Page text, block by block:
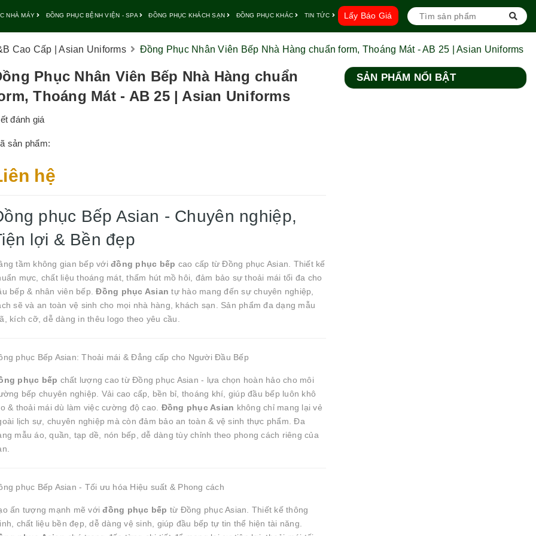
NHÀ MÁY ĐỒNG PHỤC BỆNH VIỆN - SPA ĐỒNG PHỤC KHÁCH SẠN ĐỒNG PHỤC KHÁC TIN TỨC Lấy Báo Giá
Cao Cấp | Asian Uniforms Đồng Phục Nhân Viên Bếp Nhà Hàng chuẩn form, Thoáng Mát - AB 25 | Asian Uniforms
Phục Nhân Viên Bếp Nhà Hàng chuẩn
Thoáng Mát - AB 25 | Asian Uniforms
đánh giá
sản phẩm:
hệ
phục Bếp Asian - Chuyên nghiệp,
lợi & Bền đẹp
tầm không gian bếp với đồng phục bếp cao cấp từ Đồng phục Asian. Thiết kế
mực, chất liệu thoáng mát, thấm hút mồ hôi, đảm bảo sự thoải mái tối đa cho
bếp & nhân viên bếp.Đồng phục Asian tự hào mang đến sự chuyên nghiệp,
sẽ và an toàn vệ sinh cho mọi nhà hàng, khách sạn. Sản phẩm đa dạng mẫu
kích cỡ, dễ dàng in thêu logo theo yêu cầu.
phục Bếp Asian: Thoải mái & Đẳng cấp cho Người Đầu Bếp
phục bếp chất lượng cao từ Đồng phục Asian - lựa chọn hoàn hảo cho môi
bếp chuyên nghiệp. Vải cao cấp, bền bỉ, thoáng khí, giúp đầu bếp luôn khô
& thoải mái dù làm việc cường độ cao. Đồng phục Asian không chỉ mang lại vẻ
lịch sự, chuyên nghiệp mà còn đảm bảo an toàn & vệ sinh thực phẩm. Đa
mẫu áo, quần, tạp dề, nón bếp, dễ dàng tùy chỉnh theo phong cách riêng của
phục Bếp Asian - Tối ưu hóa Hiệu suất & Phong cách
ấn tượng mạnh mẽ vớiđồng phục bếp từ Đồng phục Asian. Thiết kế thông
chất liệu bền đẹp, dễ dàng vệ sinh, giúp đầu bếp tự tin thể hiện tài năng.
SẢN PHẨM NỔI BẬT